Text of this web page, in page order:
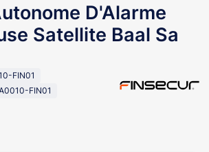
D'Alarme
Satellite Baal Sa
FIN01
FIN01